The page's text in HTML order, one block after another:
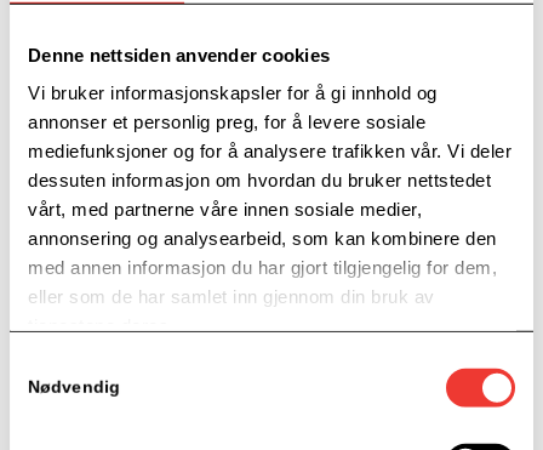
Denne nettsiden anvender cookies
Vi bruker informasjonskapsler for å gi innhold og
annonser et personlig preg, for å levere sosiale
mediefunksjoner og for å analysere trafikken vår. Vi deler
dessuten informasjon om hvordan du bruker nettstedet
vårt, med partnerne våre innen sosiale medier,
annonsering og analysearbeid, som kan kombinere den
med annen informasjon du har gjort tilgjengelig for dem,
eller som de har samlet inn gjennom din bruk av
Nødvendig
EIERE